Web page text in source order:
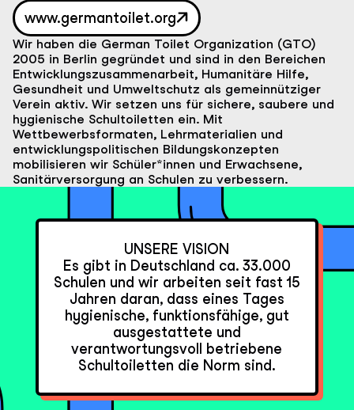
www.germantoilet.org
Wir haben die German Toilet Organization (GTO)
2005 in Berlin gegründet und sind in den Bereichen
Entwicklungszusammenarbeit, Humanitäre Hilfe,
Gesundheit und Umweltschutz als gemeinnütziger
Verein aktiv. Wir setzen uns für sichere, saubere und
hygienische Schultoiletten ein. Mit
Wettbewerbsformaten, Lehrmaterialien und
entwicklungspolitischen Bildungskonzepten
mobilisieren wir Schüler*innen und Erwachsene,
Sanitärversorgung an Schulen zu verbessern.
Vision
UNSERE VISION
Es gibt in Deutschland ca. 33.000
Schulen und wir arbeiten seit fast 15
Jahren daran, dass eines Tages
hygienische, funktionsfähige, gut
ausgestattete und
verantwortungsvoll betriebene
Schultoiletten die Norm sind.